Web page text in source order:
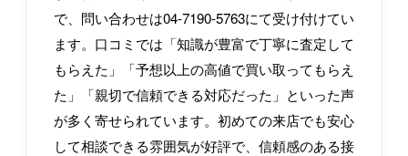
で、問い合わせは04-7190-5763にて受け付けてい
ます。口コミでは「知識が豊富で丁寧に査定して
もらえた」「予想以上の高値で買い取ってもらえ
た」「親切で信頼できる対応だった」といった声
が多く寄せられています。初めての来店でも安心
して相談できる雰囲気が好評で、信頼感のある接